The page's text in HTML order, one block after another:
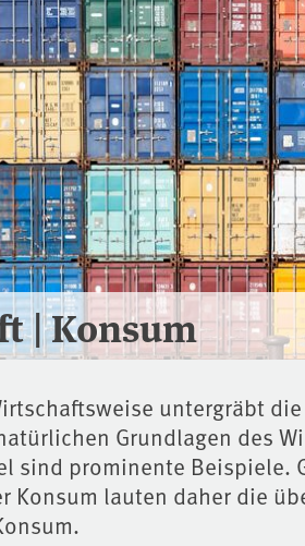
| Konsum
untergräbt
Grundlagen des
sind prominente Beispiele.
Konsum lauten daher die